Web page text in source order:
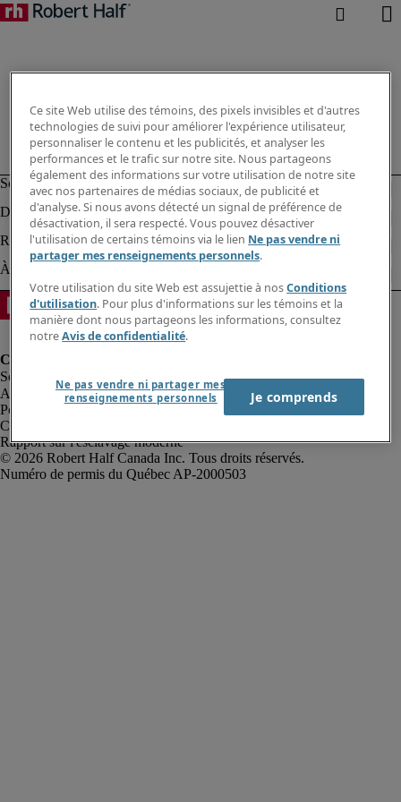
Alerte à la fraude
Politique de confidentialité
Conditions d’utilisation
Rapport sur l'esclavage moderne
Robert Half Canada Inc. Tous droits réservés.
Ce site Web utilise des témoins, des pixels invisibles et d'autres
technologies de suivi pour améliorer l'expérience utilisateur,
personnaliser le contenu et les publicités, et analyser les
performances et le trafic sur notre site. Nous partageons
également des informations sur votre utilisation de notre site
avec nos partenaires de médias sociaux, de publicité et
d'analyse. Si nous avons détecté un signal de préférence de
désactivation, il sera respecté. Vous pouvez désactiver
l'utilisation de certains témoins via le lien Ne pas vendre ni
partager mes renseignements personnels.
Votre utilisation du site Web est assujettie à nosConditions
d'utilisation. Pour plus d'informations sur les témoins et la
manière dont nous partageons les informations, consultez
notreAvis de confidentialité.
Ne pas vendre ni partager mes
renseignements personnels
Je comprends